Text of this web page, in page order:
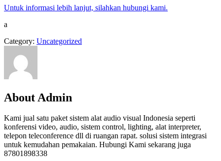
Untuk informasi lebih lanjut, silahkan hubungi kami.
a
Category: Uncategorized
About Admin
Kami jual satu paket sistem alat audio visual Indonesia seperti
konferensi video, audio, sistem control, lighting, alat interpreter,
telepon teleconference dll di ruangan rapat. solusi sistem integrasi
untuk kemudahan pemakaian. Hubungi Kami sekarang juga
87801898338